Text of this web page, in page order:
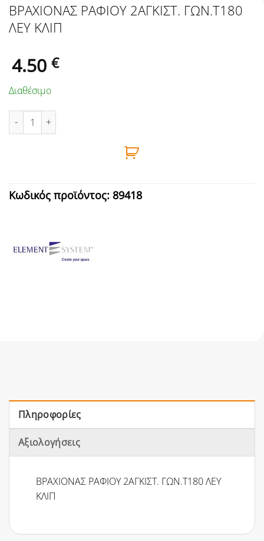
ΒΡΑΧΙΟΝΑΣ ΡΑΦΙΟΥ 2ΑΓΚΙΣΤ. ΓΩΝ.Τ180
ΛΕΥ ΚΛΙΠ
4.50 €
Διαθέσιμο
ΒΡΑΧΙΟΝΑΣ ΡΑΦΙΟΥ 2ΑΓΚΙΣΤ. ΓΩΝ.Τ180 ΛΕΥ ΚΛΙΠ ποσότητα
Κωδικός προϊόντος: 89418
Πληροφορίες
Αξιολογήσεις
ΒΡΑΧΙΟΝΑΣ ΡΑΦΙΟΥ 2ΑΓΚΙΣΤ. ΓΩΝ.Τ180 ΛΕΥ
ΚΛΙΠ